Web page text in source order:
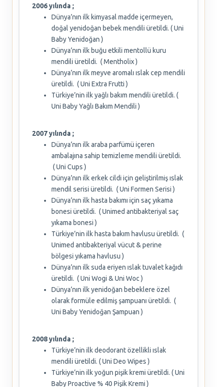
2006 yılında ;
Dünya’nın ilk kimyasal madde içermeyen,
doğal yenidoğan bebek mendili üretildi. ( Uni
Baby Yenidoğan )
Dünya’nın ilk buğu etkili mentollü kuru
mendili üretildi. ( Mentholix )
Dünya’nın ilk meyve aromalı ıslak cep mendili
üretildi. ( Uni Extra Frutti )
Türkiye’nin ilk yağlı bakım mendili üretildi. (
Uni Baby Yağlı Bakım Mendili )
2007 yılında ;
Dünya’nın ilk araba parfümü içeren
ambalajına sahip temizleme mendili üretildi.
( Uni Cups )
Dünya’nın ilk erkek cildi için geliştirilmiş ıslak
mendil serisi üretildi. ( Uni Formen Serisi )
Dünya’nın ilk hasta bakımı için saç yıkama
bonesi üretildi. ( Unimed antibakteriyal saç
yıkama bonesi )
Türkiye’nin ilk hasta bakım havlusu üretildi. (
Unimed antibakteriyal vücut & perine
bölgesi yıkama havlusu )
Dünya’nın ilk suda eriyen ıslak tuvalet kağıdı
üretildi. ( Uni Wogi & Uni Woc )
Dünya’nın ilk yenidoğan bebeklere özel
olarak formüle edilmiş şampuanı üretildi. (
Uni Baby Yenidoğan Şampuan )
2008 yılında ;
Türkiye’nin ilk deodorant özellikli ıslak
mendili üretildi. ( Uni Deo Wipes )
Türkiye’nin ilk yoğun pişik kremi üretildi. ( Uni
Baby Proactive % 40 Pişik Kremi )